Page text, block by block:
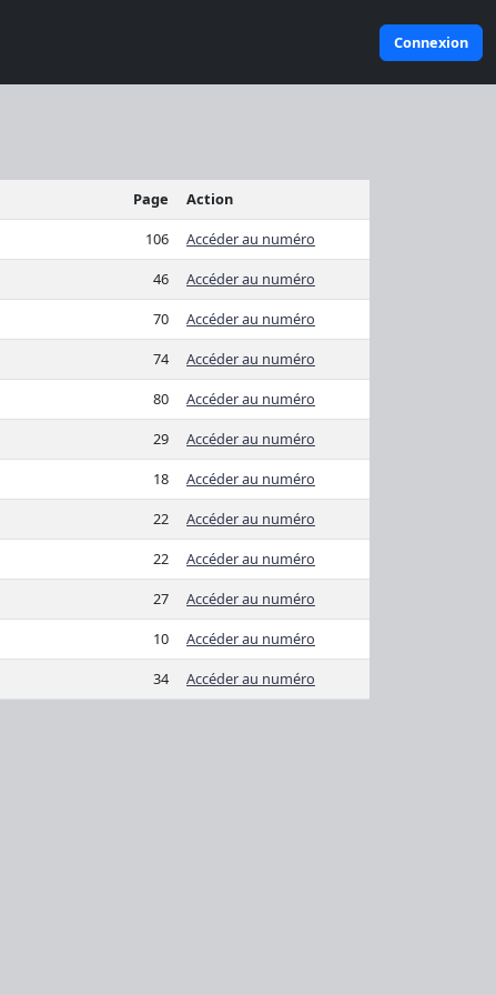
Connexion
Page
Action
106
Accéder au numéro
46
Accéder au numéro
70
Accéder au numéro
74
Accéder au numéro
80
Accéder au numéro
29
Accéder au numéro
18
Accéder au numéro
22
Accéder au numéro
22
Accéder au numéro
27
Accéder au numéro
10
Accéder au numéro
34 Accéder au numéro